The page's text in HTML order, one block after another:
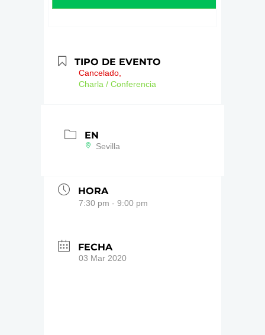
TIPO DE EVENTO
Cancelado,
Charla / Conferencia
EN
Sevilla
HORA
7:30 pm - 9:00 pm
FECHA
03 Mar 2020